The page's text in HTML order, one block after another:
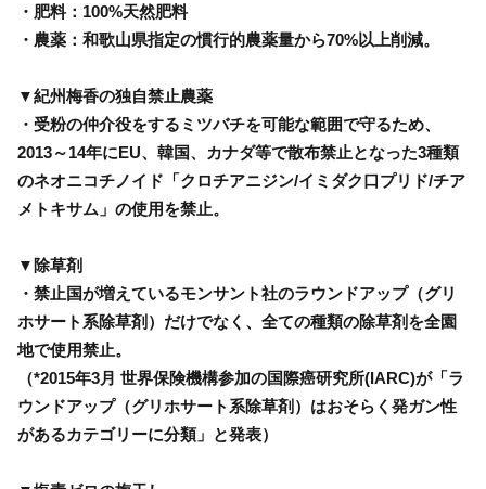
・肥料：100%天然肥料
・農薬：和歌山県指定の慣行的農薬量から70%以上削減。
▼紀州梅香の独自禁止農薬
・受粉の仲介役をするミツバチを可能な範囲で守るため、
2013～14年にEU、韓国、カナダ等で散布禁止となった3種類
のネオニコチノイド「クロチアニジン/イミダク口プリド/チア
メトキサム」の使用を禁止。
▼除草剤
・禁止国が増えているモンサント社のラウンドアップ（グリ
ホサート系除草剤）だけでなく、全ての種類の除草剤を全園
地で使用禁止。
（*2015年3月 世界保険機構参加の国際癌研究所(IARC)が「ラ
ウンドアップ（グリホサート系除草剤）はおそらく発ガン性
があるカテゴリーに分類」と発表）